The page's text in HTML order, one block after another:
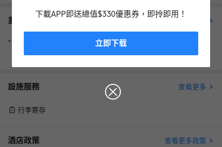
下載APP即送總值$330優惠券，即拎即用！
立即下载
重要資訊
請注意，預訂時提供的信用卡僅用於擔保預訂，客人抵達時需以
設施服務 查看更多
行李寄存
酒店政策 查看更多政策